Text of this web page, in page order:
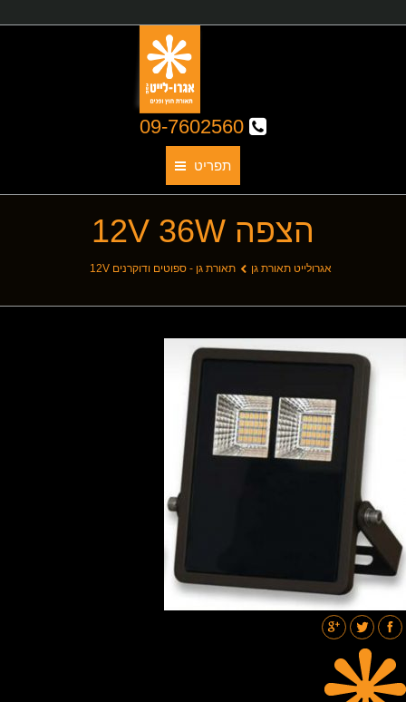
תפריט
תאורת גן
אודותינו
תאורת חוץ
תאורת רחובות
בלוג
הצפה 12V 36W
אגרולייט תאורת גן תאורת גן - ספוטים ודוקרנים 12V